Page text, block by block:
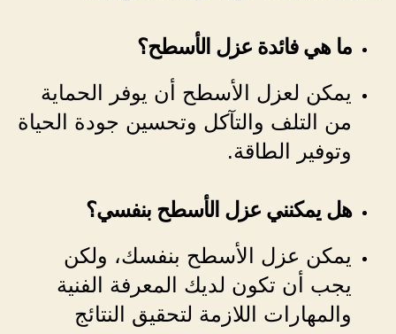
ما هي فائدة عزل الأسطح؟
يمكن لعزل الأسطح أن يوفر الحماية
من التلف والتآكل وتحسين جودة الحياة
وتوفير الطاقة.
هل يمكنني عزل الأسطح بنفسي؟
يمكن عزل الأسطح بنفسك، ولكن
يجب أن تكون لديك المعرفة الفنية
والمهارات اللازمة لتحقيق النتائج